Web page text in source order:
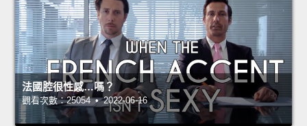
法國腔很性感…嗎？
觀看次數：25054 • 2022-06-16